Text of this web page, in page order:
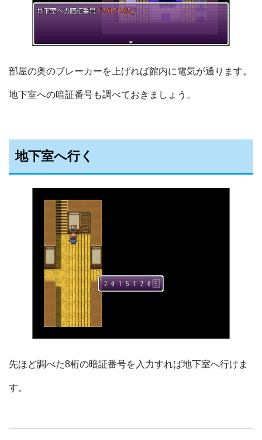
部屋の奥のブレーカーを上げれば館内に電気が通ります。
地下室への暗証番号も調べておきましょう。
地下室へ行く
先ほど調べた8桁の暗証番号を入力すれば地下室へ行けま
す。